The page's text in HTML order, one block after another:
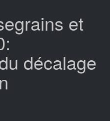
et
décalage